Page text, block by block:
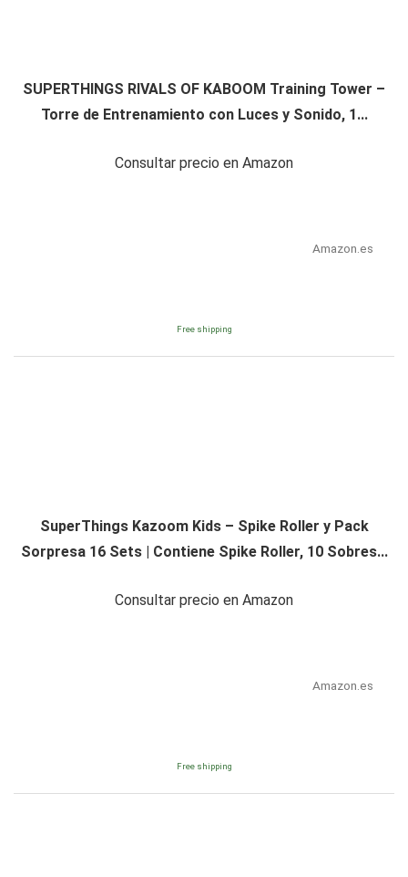
SUPERTHINGS RIVALS OF KABOOM Training Tower –
Torre de Entrenamiento con Luces y Sonido, 1...
Consultar precio en Amazon
Amazon.es
Free shipping
SuperThings Kazoom Kids – Spike Roller y Pack
Sorpresa 16 Sets | Contiene Spike Roller, 10 Sobres...
Consultar precio en Amazon
Amazon.es
Free shipping